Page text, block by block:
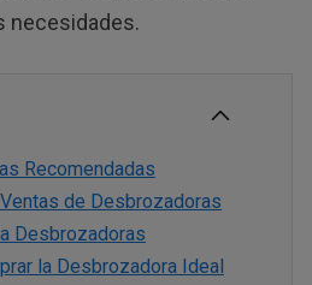
necesidades.
Recomendadas
de Desbrozadoras
Desbrozadoras
la Desbrozadora Ideal